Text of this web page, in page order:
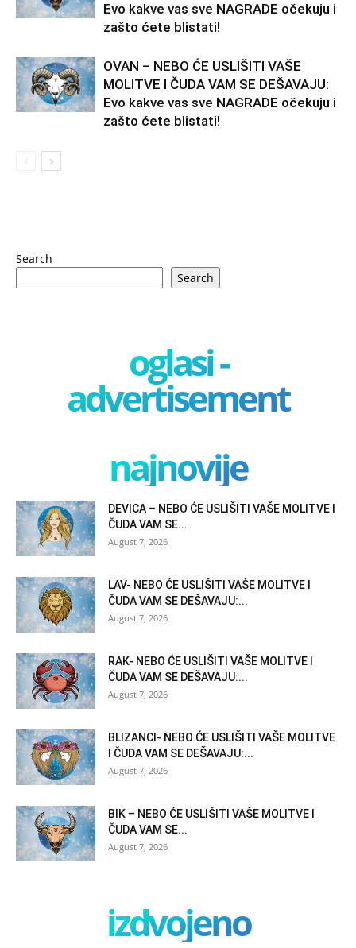
Evo kakve vas sve NAGRADE očekuju i
zašto ćete blistati!
OVAN – NEBO ĆE USLIŠITI VAŠE
MOLITVE I ČUDA VAM SE DEŠAVAJU:
Evo kakve vas sve NAGRADE očekuju i
zašto ćete blistati!
Search
Search
oglasi -
advertisement
najnovije
DEVICA – NEBO ĆE USLIŠITI VAŠE MOLITVE I
ČUDA VAM SE...
August 7, 2026
LAV- NEBO ĆE USLIŠITI VAŠE MOLITVE I
ČUDA VAM SE DEŠAVAJU:...
August 7, 2026
RAK- NEBO ĆE USLIŠITI VAŠE MOLITVE I
ČUDA VAM SE DEŠAVAJU:...
August 7, 2026
BLIZANCI- NEBO ĆE USLIŠITI VAŠE MOLITVE
I ČUDA VAM SE DEŠAVAJU:...
August 7, 2026
BIK – NEBO ĆE USLIŠITI VAŠE MOLITVE I
ČUDA VAM SE...
August 7, 2026
izdvojeno